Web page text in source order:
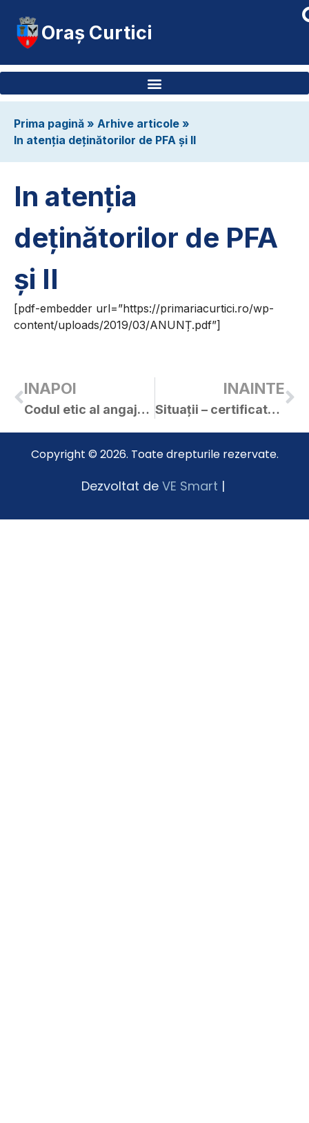
Oraș Curtici
Prima pagină » Arhive articole »
In atenția deținătorilor de PFA și II
In atenția
deținătorilor de PFA
și II
[pdf-embedder url=”https://primariacurtici.ro/wp-
content/uploads/2019/03/ANUNȚ.pdf”]
INAPOI
Codul etic al angajaților din aparatul de specialitate al Primarului Orașului Curtici
INAINTE
Situații – certificate de urbanism și autorizații de construire emise în luna februarie 2019
Copyright © 2026. Toate drepturile rezervate.
Dezvoltat de VE Smart |